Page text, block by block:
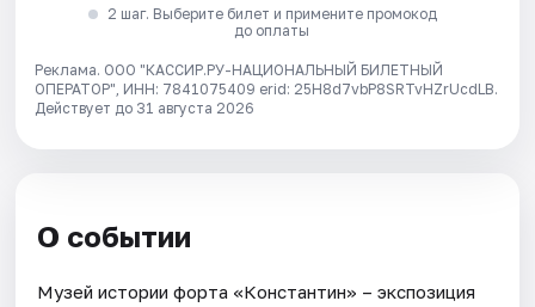
2 шаг. Выберите билет и примените промокод
до оплаты
Реклама. ООО "КАССИР.РУ-НАЦИОНАЛЬНЫЙ БИЛЕТНЫЙ
ОПЕРАТОР", ИНН: 7841075409 erid: 25H8d7vbP8SRTvHZrUcdLB.
Действует до 31 августа 2026
О событии
Музей истории форта «Константин» – экспозиция